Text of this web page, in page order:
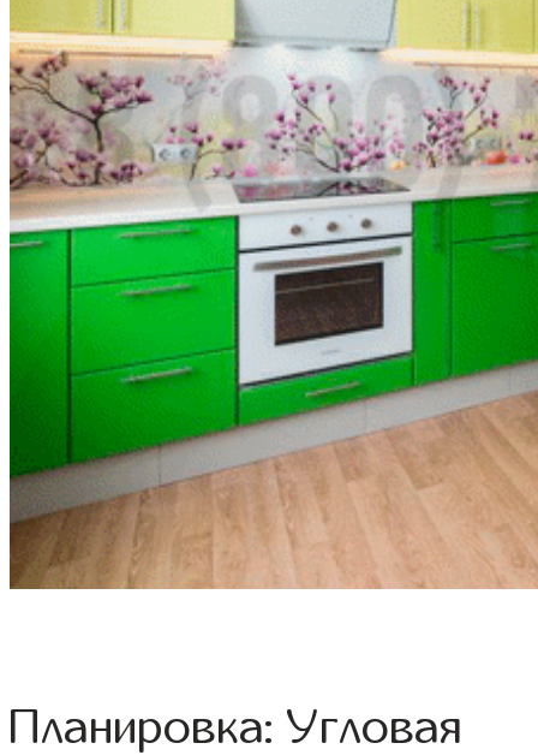
Планировка: Угловая